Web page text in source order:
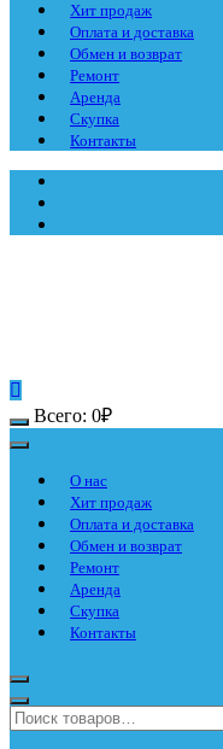
Хит продаж
Оплата и доставка
Обмен и возврат
Ремонт
Аренда
Скупка
Контакты
Всего: 0₽
О нас
Хит продаж
Оплата и доставка
Обмен и возврат
Ремонт
Аренда
Скупка
Контакты